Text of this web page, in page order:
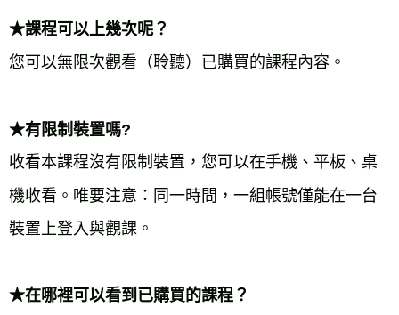
★課程可以上幾次呢？
★有限制裝置嗎?
收看本課程沒有限制裝置，您可以在手機、平板、桌
機收看。唯要注意：同一時間，一組帳號僅能在一台
★在哪裡可以看到已購買的課程？